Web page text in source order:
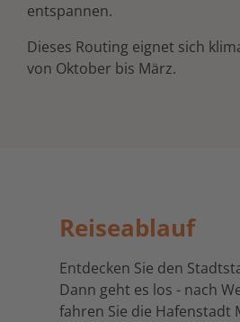
entspannen.
Dieses Routing eignet sich
von Oktober bis März.
Reiseablauf
Entdecken Sie den
Dann geht es los - nach
fahren Sie die Hafenstadt